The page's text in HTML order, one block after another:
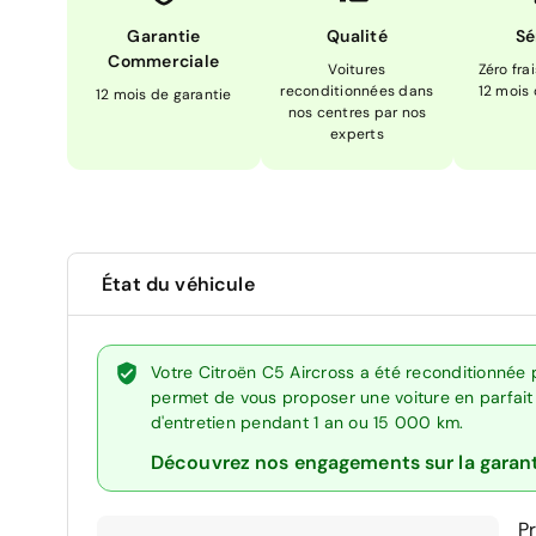
Garantie
Commerciale
12 mois de garantie
Qualité
Voitures
reconditionnées dans
nos centres par nos
experts
Zéro
12 mois
État du véhicule
Votre Citroën C5 Aircross a été
permet de vous proposer une voiture en
d'entretien pendant 1 an ou 15 000 km.
Découvrez nos engagements sur la